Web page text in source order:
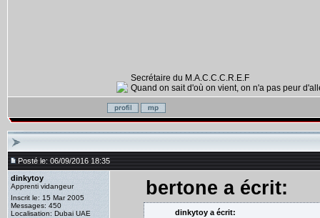
Secrétaire du M.A.C.C.C.R.E.F
Quand on sait d'où on vient, on n'a pas peur
Posté le: 06/09/2016 18:35
dinkytoy
Apprenti vidangeur
Inscrit le: 15 Mar 2005
Messages: 450
Localisation: Dubai UAE
bertone a écrit:
dinkytoy a écrit: